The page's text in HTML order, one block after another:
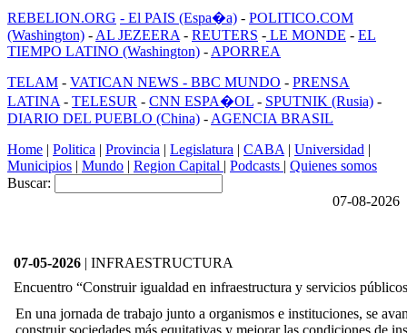
REBELION.ORG - El PAIS (Espa�a) - POLITICO.COM
(Washington) - AL JEZEERA - REUTERS - LE MONDE - EL
TIEMPO LATINO (Washington) - APORREA
TELAM - VATICAN NEWS - BBC MUNDO - PRENSA
LATINA - TELESUR - CNN ESPA�OL - SPUTNIK (Rusia) -
DIARIO DEL PUEBLO (China) - AGENCIA BRASIL
Home | Politica | Provincia | Legislatura | CABA | Universidad |
Municipios | Mundo | Region Capital | Podcasts | Quienes somos
Buscar:
07-08-2026
07-05-2026 | INFRAESTRUCTURA
Encuentro “Construir igualdad en infraestructura y servicios
En una jornada de trabajo junto a organismos e instituciones, se
construir sociedades más equitativas y mejorar las condiciones de